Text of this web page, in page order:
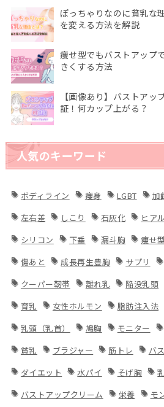
ぽっちゃりなのに貧乳な
を変える方法を解説
痩せ型でもバストアップ
きくする方法
【画像あり】バストアッ
証！何カップ上がる？
人気のキーワード
ボディライン 痩身 LGBT 加
左右差
しこり 石灰化 ヒア
シリコン
下垂 漏斗胸 痩せ
傷あと
成長再生豊胸 サプリ
クーパー靭帯
離れ乳 陥没乳頭
育乳
女性ホルモン 脂肪注入法
乳頭（乳首）
鳩胸 モニター
貧乳
ブラジャー 筋トレ
バ
ダイエット
水パイ そげ胸
バストアップクリーム
栄養
モ